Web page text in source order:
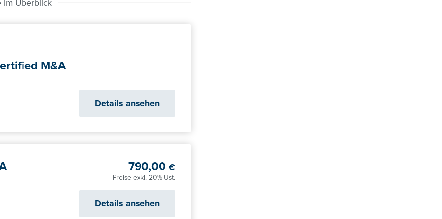
im Überblick
M&A
Details ansehen
790,00 €
Preise exkl. 20% Ust.
Details ansehen
Certified M&A Manager 2026